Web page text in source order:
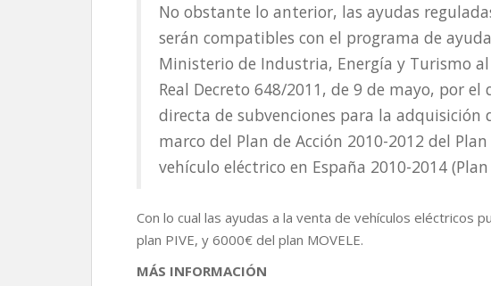
No obstante lo anterior, las ayudas
serán compatibles con el programa de
Ministerio de Industria, Energía y Turismo
Real Decreto 648/2011, de 9 de mayo, por el
directa de subvenciones para la adquisición
marco del Plan de Acción 2010-2012 del
vehículo eléctrico en España 2010-2014 (Plan
Con lo cual las ayudas a la venta de vehículos eléctricos
plan PIVE, y 6000€ del plan MOVELE.
MÁS INFORMACIÓN